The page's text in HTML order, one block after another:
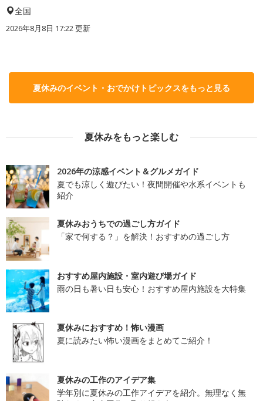
全国
2026年8月8日 17:22更新
夏休みのイベント・おでかけトピックスをもっと見る
夏休みをもっと楽しむ
2026年の涼感イベント＆グルメガイド
夏でも涼しく遊びたい！夜間開催や水系イベントも
紹介
夏休みおうちでの過ごし方ガイド
「家で何する？」を解決！おすすめの過ごし方
おすすめ屋内施設・室内遊び場ガイド
雨の日も暑い日も安心！おすすめ屋内施設を大特集
夏休みにおすすめ！怖い漫画
夏に読みたい怖い漫画をまとめてご紹介！
夏休みの工作のアイデア集
学年別に夏休みの工作アイデアを紹介。無理なく無